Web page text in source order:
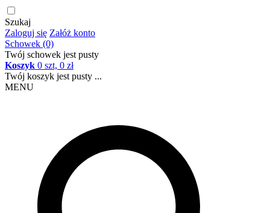
Szukaj
Zaloguj się Załóż konto
Schowek (0)
Twój schowek jest pusty
Koszyk 0 szt, 0 zł
Twój koszyk jest pusty ...
MENU